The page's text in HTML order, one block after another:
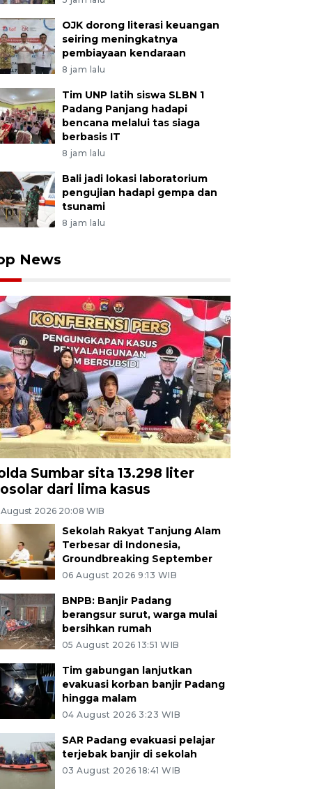
OJK dorong literasi keuangan
seiring meningkatnya
pembiayaan kendaraan
8 jam lalu
Tim UNP latih siswa SLBN 1
Padang Panjang hadapi
bencana melalui tas siaga
berbasis IT
8 jam lalu
Bali jadi lokasi laboratorium
pengujian hadapi gempa dan
tsunami
8 jam lalu
News
Sumbar sita 13.298 liter
dari lima kasus
2026 20:08 WIB
Sekolah Rakyat Tanjung Alam
Terbesar di Indonesia,
Groundbreaking September
06 August 2026 9:13 WIB
BNPB: Banjir Padang
berangsur surut, warga mulai
bersihkan rumah
05 August 2026 13:51 WIB
Tim gabungan lanjutkan
evakuasi korban banjir Padang
hingga malam
04 August 2026 3:23 WIB
SAR Padang evakuasi pelajar
terjebak banjir di sekolah
03 August 2026 18:41 WIB